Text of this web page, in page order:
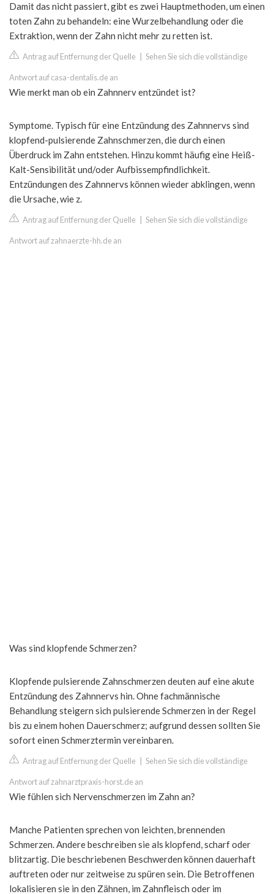
Damit das nicht passiert, gibt es zwei Hauptmethoden, um einen
toten Zahn zu behandeln: eine Wurzelbehandlung oder die
Extraktion, wenn der Zahn nicht mehr zu retten ist.
Antrag auf Entfernung der Quelle Sehen Sie sich die vollständige
Antwort auf casa-dentalis.de an
Wie merkt man ob ein Zahnnerv entzündet ist?
Symptome. Typisch für eine Entzündung des Zahnnervs sind
klopfend-pulsierende Zahnschmerzen, die durch einen
Überdruck im Zahn entstehen. Hinzu kommt häufig eine Heiß-
Kalt-Sensibilität und/oder Aufbissempfindlichkeit.
Entzündungen des Zahnnervs können wieder abklingen, wenn
die Ursache, wie z.
Antrag auf Entfernung der Quelle Sehen Sie sich die vollständige
Antwort auf zahnaerzte-hh.de an
Was sind klopfende Schmerzen?
Klopfende pulsierende Zahnschmerzen deuten auf eine akute
Entzündung des Zahnnervs hin. Ohne fachmännische
Behandlung steigern sich pulsierende Schmerzen in der Regel
bis zu einem hohen Dauerschmerz; aufgrund dessen sollten Sie
sofort einen Schmerztermin vereinbaren.
Antrag auf Entfernung der Quelle Sehen Sie sich die vollständige
Antwort auf zahnarztpraxis-horst.de an
Wie fühlen sich Nervenschmerzen im Zahn an?
Manche Patienten sprechen von leichten, brennenden
Schmerzen. Andere beschreiben sie als klopfend, scharf oder
blitzartig. Die beschriebenen Beschwerden können dauerhaft
auftreten oder nur zeitweise zu spüren sein. Die Betroffenen
lokalisieren sie in den Zähnen, im Zahnfleisch oder im